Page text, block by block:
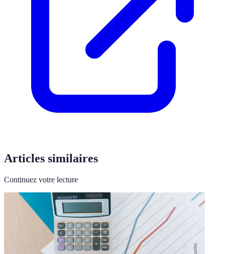
Articles similaires
Continuez votre lecture